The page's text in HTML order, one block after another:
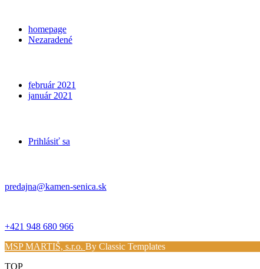
homepage
Nezaradené
február 2021
január 2021
Prihlásiť sa
predajna@kamen-senica.sk
+421 948 680 966
MSP MARTIŠ, s.r.o. By Classic Templates
TOP